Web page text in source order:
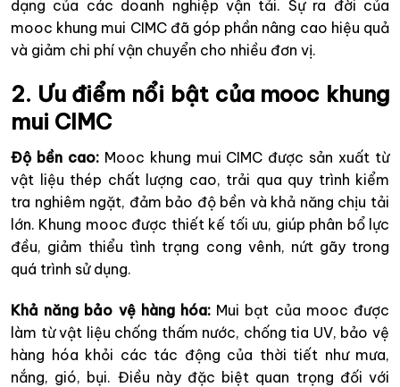
dạng của các doanh nghiệp vận tải. Sự ra đời của
mooc khung mui CIMC đã góp phần nâng cao hiệu quả
và giảm chi phí vận chuyển cho nhiều đơn vị.
2. Ưu điểm nổi bật của mooc khung
mui CIMC
Độ bền cao:Mooc khung mui CIMC được sản xuất từ
vật liệu thép chất lượng cao, trải qua quy trình kiểm
tra nghiêm ngặt, đảm bảo độ bền và khả năng chịu tải
lớn. Khung mooc được thiết kế tối ưu, giúp phân bổ lực
đều, giảm thiểu tình trạng cong vênh, nứt gãy trong
quá trình sử dụng.
Khả năng bảo vệ hàng hóa: Mui bạt của mooc được
làm từ vật liệu chống thấm nước, chống tia UV, bảo vệ
hàng hóa khỏi các tác động của thời tiết như mưa,
nắng, gió, bụi. Điều này đặc biệt quan trọng đối với